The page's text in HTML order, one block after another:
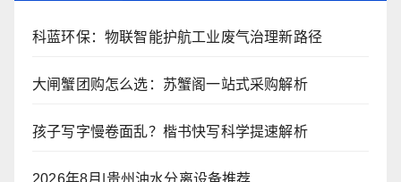
科蓝环保：物联智能护航工业废气治理新路径
大闸蟹团购怎么选：苏蟹阁一站式采购解析
孩子写字慢卷面乱？楷书快写科学提速解析